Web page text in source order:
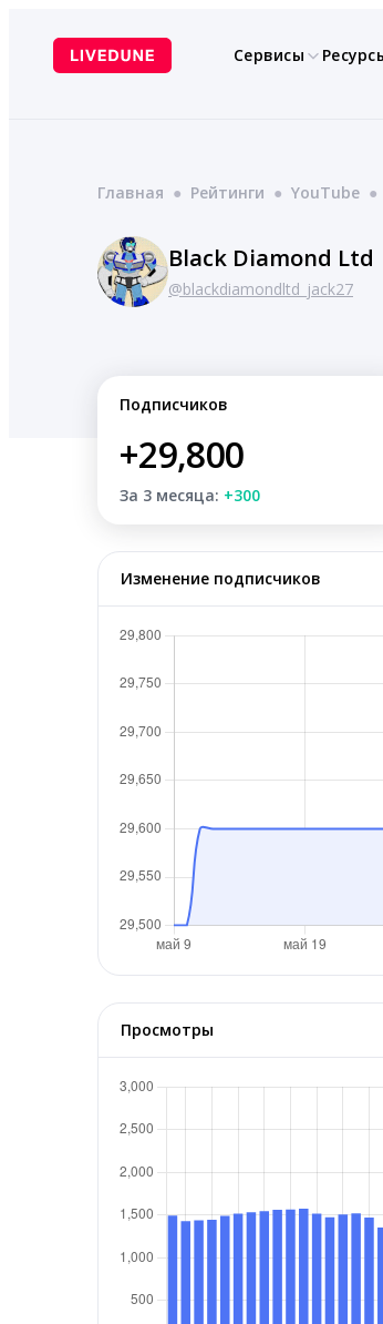
содержимому
Сервисы
Главная ● Рейтинги ● YouTube ●
Black Diamond Ltd
@blackdiamondltd_jack27
Подписчиков
+29,800
За 3 месяца: +300
Изменение подписчиков
Просмотры